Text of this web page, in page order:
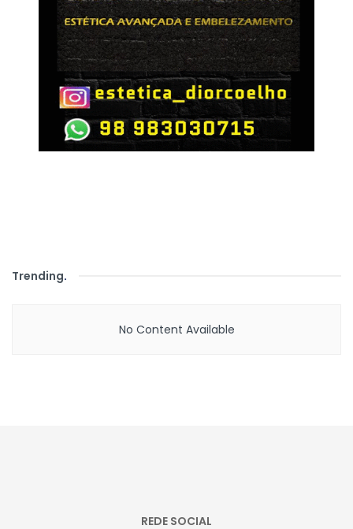
Trending.
No Content Available
REDE SOCIAL